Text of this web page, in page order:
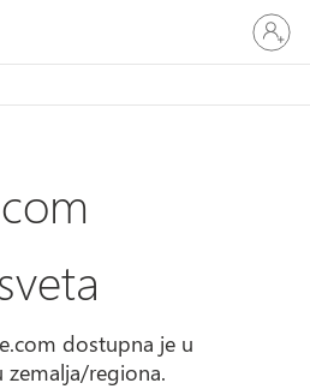
Prijavite
se
na
dostupna je u
regiona.